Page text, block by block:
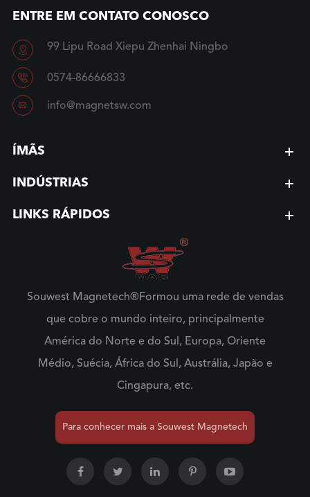
ENTRE EM CONTATO CONOSCO
 99 Lipu Road Xiepu Zhenhai Ningbo
 0574-86666833
 info@magnetsw.com
ÍMÃS
INDÚSTRIAS
LINKS RÁPIDOS
Souwest Magnetech®Formou uma rede de vendas
que cobre o mundo inteiro, principalmente
América do Norte e do Sul, Europa, Oriente
Médio, Suécia, África do Sul, Austrália, Japão e
Cingapura, etc.
Para conhecer mais a Souwest Magnetech